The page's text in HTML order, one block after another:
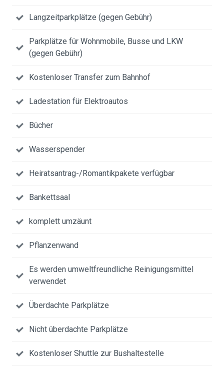
Langzeitparkplätze (gegen Gebühr)
Parkplätze für Wohnmobile, Busse und LKW
(gegen Gebühr)
Kostenloser Transfer zum Bahnhof
Ladestation für Elektroautos
Bücher
Wasserspender
Heiratsantrag-/Romantikpakete verfügbar
Bankettsaal
komplett umzäunt
Pflanzenwand
Es werden umweltfreundliche Reinigungsmittel
verwendet
Überdachte Parkplätze
Nicht überdachte Parkplätze
Kostenloser Shuttle zur Bushaltestelle